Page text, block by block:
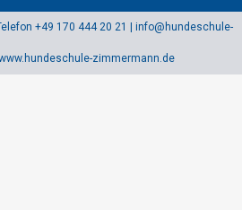
+49 170 444 20 21 | info@hundeschule-
zimmermann.de